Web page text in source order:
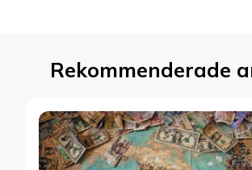
Rekommenderade